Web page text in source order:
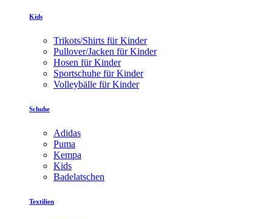
Kids
Trikots/Shirts für Kinder
Pullover/Jacken für Kinder
Hosen für Kinder
Sportschuhe für Kinder
Volleybälle für Kinder
Schuhe
Adidas
Puma
Kempa
Kids
Badelatschen
Textilien